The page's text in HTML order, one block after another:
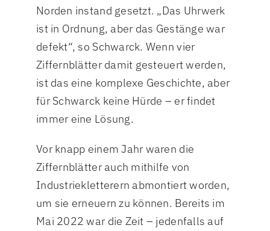
Norden instand gesetzt. „Das Uhrwerk
ist in Ordnung, aber das Gestänge war
defekt“, so Schwarck. Wenn vier
Ziffernblätter damit gesteuert werden,
ist das eine komplexe Geschichte, aber
für Schwarck keine Hürde – er findet
immer eine Lösung.
Vor knapp einem Jahr waren die
Ziffernblätter auch mithilfe von
Industriekletterern abmontiert worden,
um sie erneuern zu können. Bereits im
Mai 2022 war die Zeit – jedenfalls auf